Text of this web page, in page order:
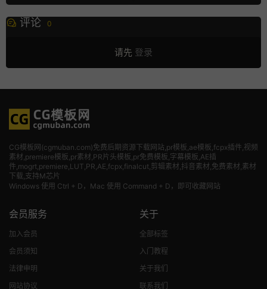
评论 0
请先 登录
CG模板网(cgmuban.com)免费后期资源下载网站,pr模板,ae模板,fcpx插件,视频
素材 ,premiere模板,pr素材,PR片头模板,pr免费模板,字幕模板,AE插
件,mogrt,premiere,LUT,PR,AE,fcpx,finalcut,剪辑素材,抖音素材,免费素材,素材
下载,支持M芯片
Windows 使用 Ctrl + D，Mac 使用 Command + D，即可收藏网站
会员服务
加入会员
会员须知
法律申明
网站协议
关于
全部标签
入门教程
关于我们
联系我们